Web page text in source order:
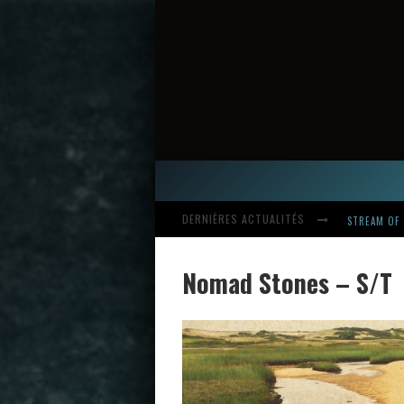
DERNIÈRES ACTUALITÉS
Nomad Stones – S/T